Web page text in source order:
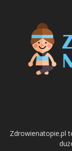
Zdrowienatopie.pl